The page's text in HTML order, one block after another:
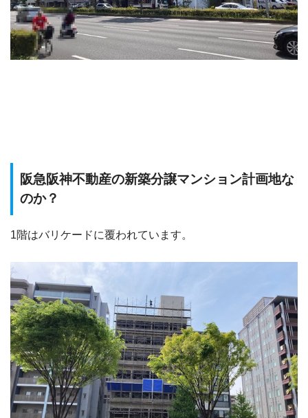
阪急阪神不動産の新築分譲マンション計画地な
のか？
1階はバリケードに覆われています。